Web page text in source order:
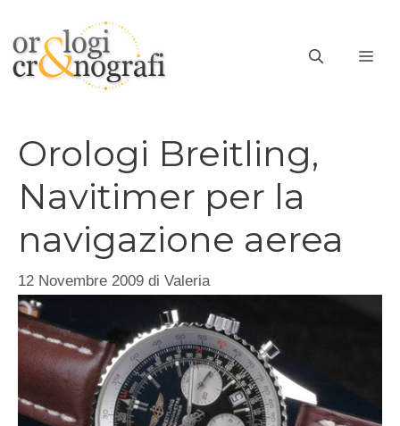
contenuto
Orologi Breitling,
Navitimer per la
navigazione aerea
12 Novembre 2009 di Valeria